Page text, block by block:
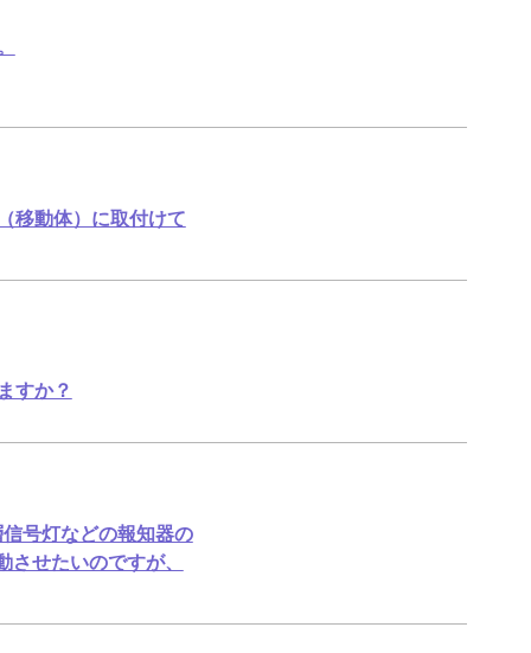
移動体）に取付けて
すか？
号灯などの報知器の
せたいのですが、